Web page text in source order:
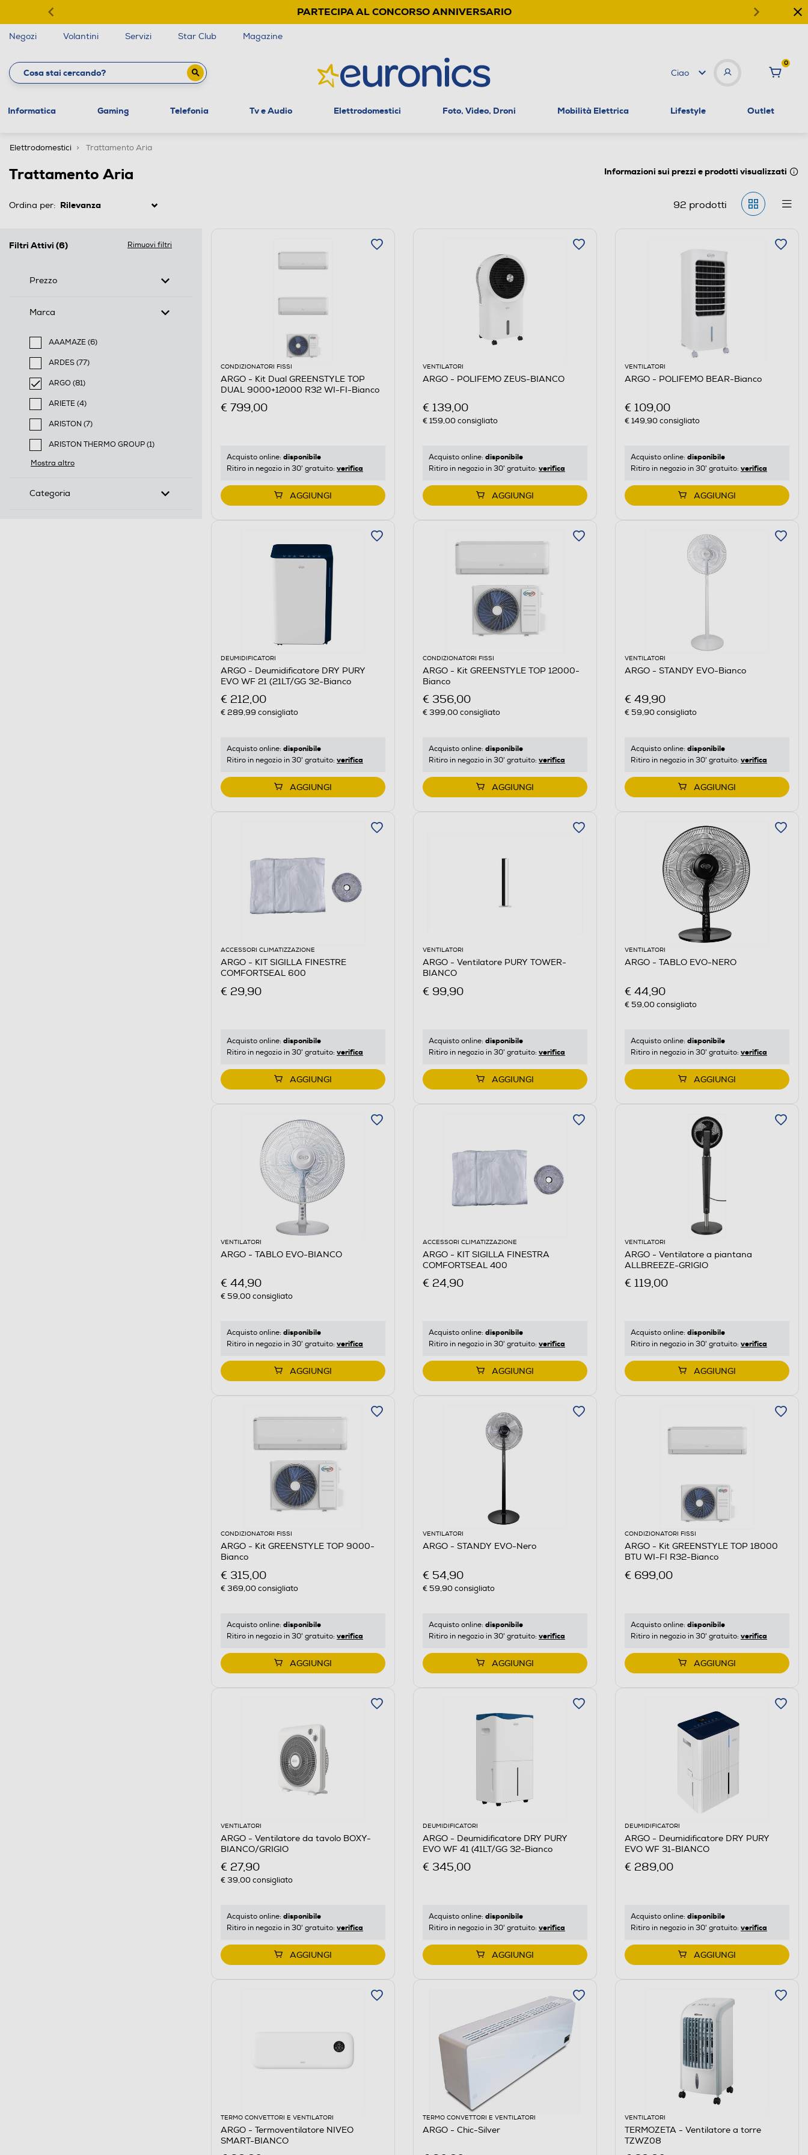
PARTECIPA AL CONCORSO ANNIVERSARIO
Negozi Volantini Servizi Star Club Magazine
Ciao
0
Informatica Gaming Telefonia Tv e Audio Elettrodomestici Foto, Video, Droni Mobilità Elettrica Lifestyle Outlet
Elettrodomestici Trattamento Aria
Trattamento Aria Informazioni sui prezzi e prodotti visualizzati
Ordina per: 92 prodotti
Filtri Attivi (6) Rimuovi filtri
Prezzo
Marca
AAAMAZE (6)
Filtra per Marca: AAAMAZE
ARDES (77)
Filtra per Marca: ARDES
ARGO (81)
selected Filtro applicato per Marca: ARGO
ARIETE (4)
Filtra per Marca: ARIETE
ARISTON (7)
Filtra per Marca: ARISTON
ARISTON THERMO GROUP (1)
Filtra per Marca: ARISTON THERMO GROUP
Mostra altro
Categoria
CONDIZIONATORI FISSI
ARGO - Kit Dual GREENSTYLE TOP
DUAL 9000+12000 R32 WI-FI-Bianco
€ 799,00
Acquisto online: disponibile
Ritiro in negozio in 30' gratuito: verifica
AGGIUNGI
VENTILATORI
ARGO - POLIFEMO ZEUS-BIANCO
€ 139,00
€ 159,00consigliato
Acquisto online: disponibile
Ritiro in negozio in 30' gratuito: verifica
AGGIUNGI
VENTILATORI
ARGO - POLIFEMO BEAR-Bianco
€ 109,00
€ 149,90consigliato
Acquisto online: disponibile
Ritiro in negozio in 30' gratuito: verifica
AGGIUNGI
DEUMIDIFICATORI
ARGO - Deumidificatore DRY PURY
EVO WF 21 (21LT/GG 32-Bianco
€ 212,00
€ 289,99 consigliato
Acquisto online: disponibile
Ritiro in negozio in 30' gratuito: verifica
AGGIUNGI
CONDIZIONATORI FISSI
ARGO - Kit GREENSTYLE TOP 12000-
Bianco
€ 356,00
€ 399,00consigliato
Acquisto online: disponibile
Ritiro in negozio in 30' gratuito: verifica
AGGIUNGI
VENTILATORI
ARGO - STANDY EVO-Bianco
€ 49,90
€ 59,90consigliato
Acquisto online: disponibile
Ritiro in negozio in 30' gratuito: verifica
AGGIUNGI
ACCESSORI CLIMATIZZAZIONE
ARGO - KIT SIGILLA FINESTRE
COMFORTSEAL 600
€ 29,90
Acquisto online: disponibile
Ritiro in negozio in 30' gratuito: verifica
AGGIUNGI
VENTILATORI
ARGO - Ventilatore PURY TOWER-
BIANCO
€ 99,90
Acquisto online: disponibile
Ritiro in negozio in 30' gratuito: verifica
AGGIUNGI
VENTILATORI
ARGO - TABLO EVO-NERO
€ 44,90
€ 59,00consigliato
Acquisto online: disponibile
Ritiro in negozio in 30' gratuito: verifica
AGGIUNGI
VENTILATORI
ARGO - TABLO EVO-BIANCO
€ 44,90
€ 59,00consigliato
Acquisto online: disponibile
Ritiro in negozio in 30' gratuito: verifica
AGGIUNGI
ACCESSORI CLIMATIZZAZIONE
ARGO - KIT SIGILLA FINESTRA
COMFORTSEAL 400
€ 24,90
Acquisto online: disponibile
Ritiro in negozio in 30' gratuito: verifica
AGGIUNGI
VENTILATORI
ARGO - Ventilatore a piantana
ALLBREEZE-GRIGIO
€ 119,00
Acquisto online: disponibile
Ritiro in negozio in 30' gratuito: verifica
AGGIUNGI
CONDIZIONATORI FISSI
ARGO - Kit GREENSTYLE TOP 9000-
Bianco
€ 315,00
€ 369,00consigliato
Acquisto online: disponibile
Ritiro in negozio in 30' gratuito: verifica
AGGIUNGI
VENTILATORI
ARGO - STANDY EVO-Nero
€ 54,90
€ 59,90consigliato
Acquisto online: disponibile
Ritiro in negozio in 30' gratuito: verifica
AGGIUNGI
CONDIZIONATORI FISSI
ARGO - Kit GREENSTYLE TOP 18000
BTU WI-FI R32-Bianco
€ 699,00
Acquisto online: disponibile
Ritiro in negozio in 30' gratuito: verifica
AGGIUNGI
VENTILATORI
ARGO - Ventilatore da tavolo BOXY-
BIANCO/GRIGIO
€ 27,90
€ 39,00consigliato
Acquisto online: disponibile
Ritiro in negozio in 30' gratuito: verifica
AGGIUNGI
DEUMIDIFICATORI
ARGO - Deumidificatore DRY PURY
EVO WF 41 (41LT/GG 32-Bianco
€ 345,00
Acquisto online: disponibile
Ritiro in negozio in 30' gratuito: verifica
AGGIUNGI
DEUMIDIFICATORI
ARGO - Deumidificatore DRY PURY
EVO WF 31-BIANCO
€ 289,00
Acquisto online: disponibile
Ritiro in negozio in 30' gratuito: verifica
AGGIUNGI
TERMO CONVETTORI E VENTILATORI
ARGO - Termoventilatore NIVEO
SMART-BIANCO
TERMO CONVETTORI E VENTILATORI
ARGO - Chic-Silver
VENTILATORI
TERMOZETA - Ventilatore a torre
TZWZ08